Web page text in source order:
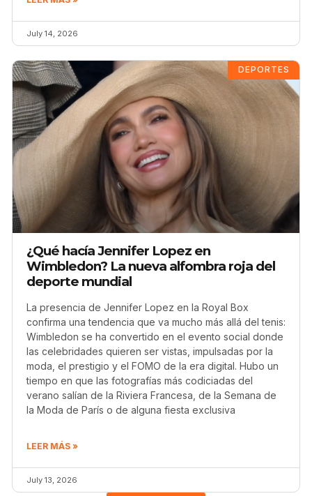
July 14, 2026
DEPORTES
¿Qué hacía Jennifer Lopez en
Wimbledon? La nueva alfombra roja del
deporte mundial
La presencia de Jennifer Lopez en la Royal Box
confirma una tendencia que va mucho más allá del tenis:
Wimbledon se ha convertido en el evento social donde
las celebridades quieren ser vistas, impulsadas por la
moda, el prestigio y el FOMO de la era digital. Hubo un
tiempo en que las fotografías más codiciadas del
verano salían de la Riviera Francesa, de la Semana de
la Moda de París o de alguna fiesta exclusiva
LEER MÁS »
July 13, 2026